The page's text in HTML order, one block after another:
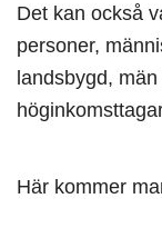
Det kan också
personer,
landsbygd,
Här kommer